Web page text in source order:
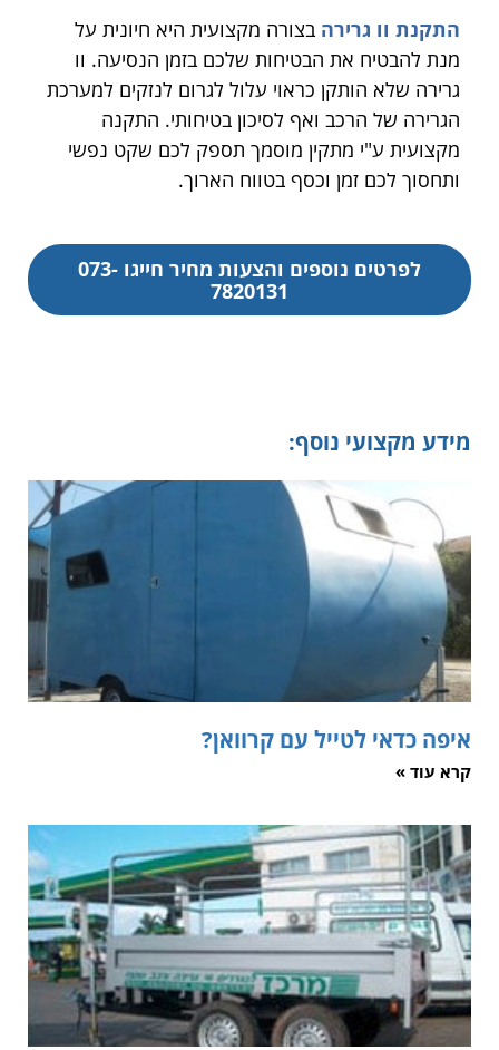
התקנת וו גרירה בצורה מקצועית היא חיונית על
מנת להבטיח את הבטיחות שלכם בזמן הנסיעה. וו
גרירה שלא הותקן כראוי עלול לגרום לנזקים למערכת
הגרירה של הרכב ואף לסיכון בטיחותי. התקנה
מקצועית ע"י מתקין מוסמך תספק לכם שקט נפשי
ותחסוך לכם זמן וכסף בטווח הארוך.
לפרטים נוספים והצעות מחיר חייגו 073-
7820131
מידע מקצועי נוסף:
איפה כדאי לטייל עם קרוואן?
קרא עוד »